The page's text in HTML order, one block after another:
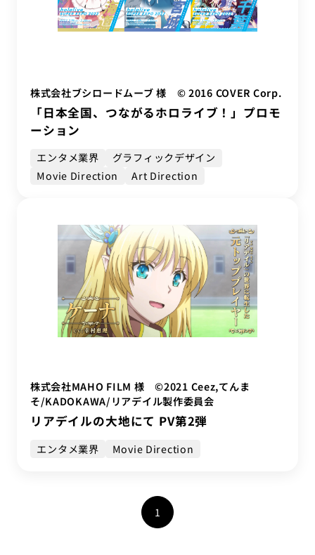
株式会社ブシロードムーブ 様 © 2016 COVER Corp.
「日本全国、つながるホロライブ！」プロモ
ーション
エンタメ業界
グラフィックデザイン
Movie Direction
Art Direction
株式会社MAHO FILM 様 ©2021 Ceez,てんま
そ/KADOKAWA/リアデイル製作委員会
リアデイルの大地にて PV第2弾
エンタメ業界 Movie Direction
1